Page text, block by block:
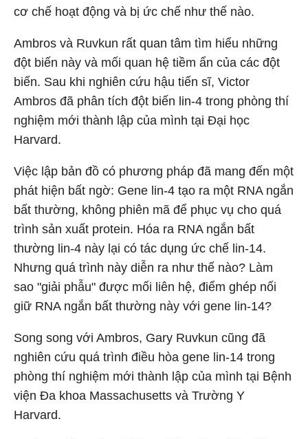
cơ chế hoạt động và bị ức chế như thế nào.
Ambros và Ruvkun rất quan tâm tìm hiểu những
đột biến này và mối quan hệ tiềm ẩn của các đột
biến. Sau khi nghiên cứu hậu tiến sĩ, Victor
Ambros đã phân tích đột biến lin-4 trong phòng thí
nghiệm mới thành lập của mình tại Đại học
Harvard.
Việc lập bản đồ có phương pháp đã mang đến một
phát hiện bất ngờ: Gene lin-4 tạo ra một RNA ngắn
bất thường, không phiên mã để phục vụ cho quá
trình sản xuất protein. Hóa ra RNA ngắn bất
thường lin-4 này lại có tác dụng ức chế lin-14.
Nhưng quá trình này diễn ra như thế nào? Làm
sao "giải phẫu" được mối liên hệ, điểm ghép nối
giữ RNA ngắn bất thường này với gene lin-14?
Song song với Ambros, Gary Ruvkun cũng đã
nghiên cứu quá trình điều hòa gene lin-14 trong
phòng thí nghiệm mới thành lập của mình tại Bệnh
viện Đa khoa Massachusetts và Trường Y
Harvard.